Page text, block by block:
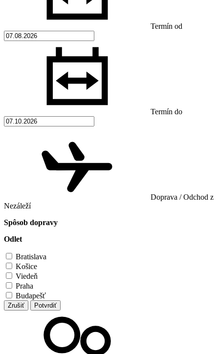
Termín od
Termín do
Doprava / Odchod z
Nezáleží
Spôsob dopravy
Odlet
Bratislava
Košice
Viedeň
Praha
Budapešť
Zrušiť Potvrdiť